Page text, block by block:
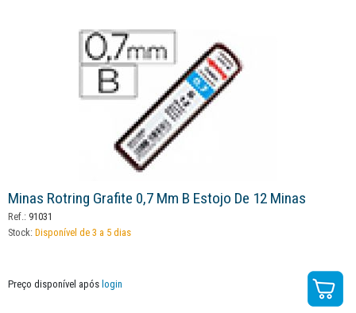
Minas Rotring Grafite 0,7 Mm B Estojo De 12 Minas
Ref.: 91031
Stock: Disponível de 3 a 5 dias
Preço disponível após login